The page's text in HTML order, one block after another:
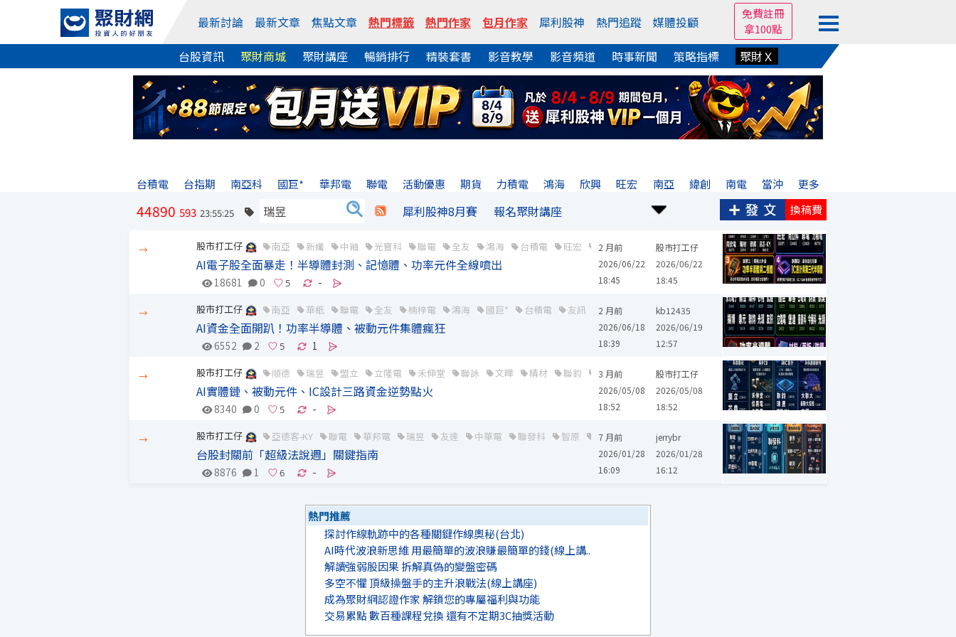
最新討論 最新文章 焦點文章 熱門標籤 熱門作家 包月作家 犀利股神 熱門追蹤 媒體投顧
免費註冊
拿100點
台股資訊 聚財商城 聚財講座 暢銷排行 精裝套書 影音教學 影音頻道 時事新聞 策略指標 聚財Ｘ
台積電 台指期 南亞科 國巨* 華邦電 聯電 活動優惠 期貨 力積電 鴻海 欣興 旺宏 南亞 緯創 南電 當沖 更多
44890 593 23:55:25 犀利股神8月賽 報名聚財講座 換稿費
→ 股市打工仔 南亞 新纖 中釉 光寶科 聯電 全友 鴻海 台積電 旺宏 華邦電 矽統 菱生 瑞昱 南亞科 友達 鼎元
2 月前
2026/06/22
18:45
AI電子股全面暴走！半導體封測、記憶體、功率元件全線噴出
18681 0 -
股市打工仔
2026/06/22
18:45
→ 股市打工仔 南亞 華紙 聯電 全友 楠梓電 鴻海 國巨* 台積電 友訊 茂矽 華邦電 凱美 瑞昱 南亞科 友達
2 月前
2026/06/18
18:39
AI資金全面開趴！功率半導體、被動元件集體瘋狂
6552 2 1
kb12435
2026/06/19
12:57
→ 股市打工仔 順德 瑞昱 盟立 立隆電 禾伸堂 聯詠 文曄 精材 聯鈞 大聯大 鑫聯大投控 國精化 譜瑞-KY 霖宏
3 月前
2026/05/08
18:52
AI實體鏈、被動元件、IC設計三路資金逆勢點火
8340 0 -
股市打工仔
2026/05/08
18:52
→ 股市打工仔 亞德客-KY 聯電 華邦電 瑞昱 友達 中華電 聯發科 智原 聯亞 昇達科 貿聯-KY 中裕
7 月前
2026/01/28
16:09
台股封關前「超級法說週」關鍵指南
8876 1 -
jerrybr
2026/01/28
16:12
熱門推薦
探討作線軌跡中的各種關鍵作線奧秘(台北)
AI時代波浪新思維 用最簡單的波浪賺最簡單的錢(線上講..
解讀強弱股因果 拆解真偽的變盤密碼
多空不懼 頂級操盤手的主升浪戰法(線上講座)
成為聚財網認證作家 解鎖您的專屬福利與功能
交易累點 數百種課程兌換 還有不定期3C抽獎活動